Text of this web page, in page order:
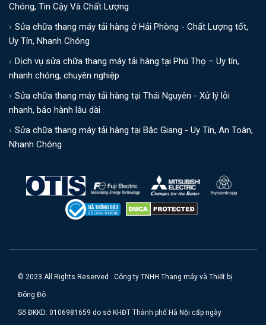
Chóng, Tin Cậy Và Chất Lượng
Sửa chữa thang máy tải hàng ở Hải Phòng - Chất Lượng tốt,
Uy Tín, Nhanh Chóng
Dịch vụ sửa chữa thang máy tải hàng tại Phú Thọ – Uy tín,
nhanh chóng, chuyên nghiệp
Sửa chữa thang máy tải hàng tại Thái Nguyên - Xử lý lỗi
nhanh, bảo hành lâu dài
Sửa chữa thang máy tải hàng tại Bắc Giang - Uy Tín, An Toàn,
Nhanh Chóng
© 2023 All Rights Reserved . Công ty TNHH Thang máy và Thiết bị
Đông Đô
Số ĐKKD: 0106981659 do sở KHĐT Thành phố Hà Nội cấp ngày